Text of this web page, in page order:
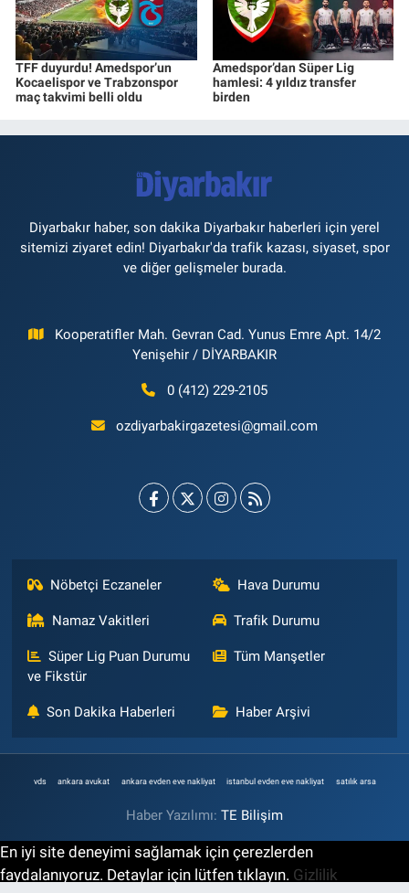
TFF duyurdu! Amedspor’un
Kocaelispor ve Trabzonspor
maç takvimi belli oldu
Amedspor’dan Süper Lig
hamlesi: 4 yıldız transfer
birden
Diyarbakır haber, son dakika Diyarbakır haberleri için yerel
sitemizi ziyaret edin! Diyarbakır'da trafik kazası, siyaset, spor
ve diğer gelişmeler burada.
Kooperatifler Mah. Gevran Cad. Yunus Emre Apt. 14/2
Yenişehir / DİYARBAKIR
0 (412) 229-2105
ozdiyarbakirgazetesi@gmail.com
Nöbetçi Eczaneler Hava Durumu
Namaz Vakitleri Trafik Durumu
Süper Lig Puan Durumu
ve Fikstür
Tüm Manşetler
Son Dakika Haberleri Haber Arşivi
vds ankara avukat ankara evden eve nakliyat istanbul evden eve nakliyat satılık arsa
Haber Yazılımı: TE Bilişim
En iyi site deneyimi sağlamak için çerezlerden
faydalanıyoruz. Detaylar için lütfen tıklayın. Gizlilik